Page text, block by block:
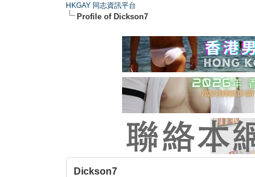
HKGAY 同志資訊平台
Profile of Dickson7
Dickson7